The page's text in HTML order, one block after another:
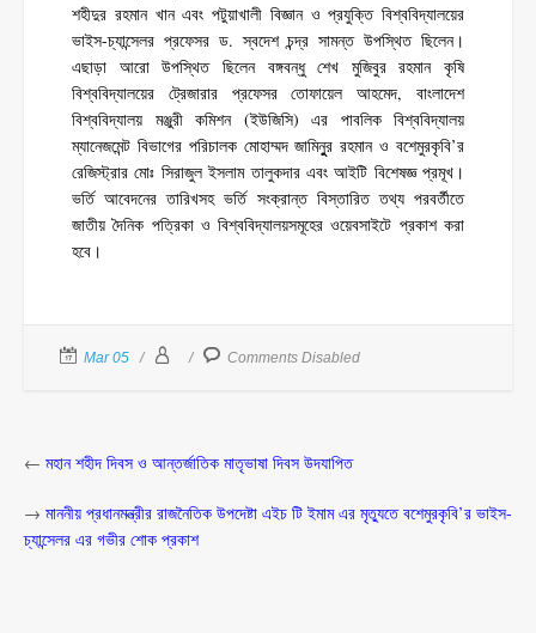
শহীদুর রহমান খান এবং পটুয়াখালী বিজ্ঞান ও প্রযুক্তি বিশ্ববিদ্যালয়ের
ভাইস-চ্যান্সেলর প্রফেসর ড. স্বদেশ চন্দ্র সামন্ত উপস্থিত ছিলেন।
এছাড়া আরো উপস্থিত ছিলেন বঙ্গবন্ধু শেখ মুজিবুর রহমান কৃষি
বিশ্ববিদ্যালয়ের ট্রেজারার প্রফেসর তোফায়েল আহমেদ, বাংলাদেশ
বিশ্ববিদ্যালয় মঞ্জুরী কমিশন (ইউজিসি) এর পাবলিক বিশ্ববিদ্যালয়
ম্যানেজমেন্ট বিভাগের পরিচালক মোহাম্মদ জামিনুুর রহমান ও বশেমুরকৃবি’র
রেজিস্ট্রার মোঃ সিরাজুল ইসলাম তালুকদার এবং আইটি বিশেষজ্ঞ প্রমূখ।
ভর্তি আবেদনের তারিখসহ ভর্তি সংক্রান্ত বিস্তারিত তথ্য পরবর্তীতে
জাতীয় দৈনিক পত্রিকা ও বিশ্ববিদ্যালয়সমূহের ওয়েবসাইটে প্রকাশ করা
হবে।
Mar 05 Comments Disabled
← মহান শহীদ দিবস ও আন্তর্জাতিক মাতৃভাষা দিবস উদযাপিত
→ মাননীয় প্রধানমন্ত্রীর রাজনৈতিক উপদেষ্টা এইচ টি ইমাম এর মৃত্যুতে বশেমুরকৃবি’র ভাইস-
চ্যান্সেলর এর গভীর শোক প্রকাশ